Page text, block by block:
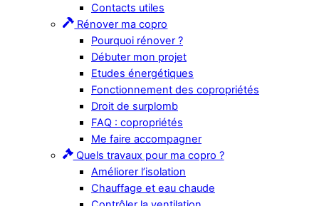
Contacts utiles
Rénover ma copro
Pourquoi rénover ?
Débuter mon projet
Etudes énergétiques
Fonctionnement des copropriétés
Droit de surplomb
FAQ : copropriétés
Me faire accompagner
Quels travaux pour ma copro ?
Améliorer l’isolation
Chauffage et eau chaude